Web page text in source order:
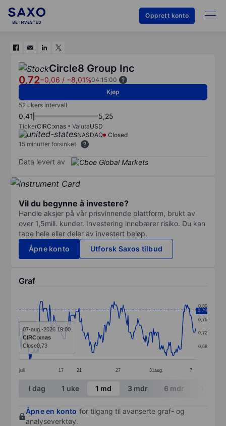
Opprett konto
Circle8 Group Inc
0,72−0,06 / −8,01%04:15:00
Kjøp
52 ukers intervall
0,41 5,25
TickerCIRC:xnas ValutaUSD
NASDAQ
Closed
15 minutter forsinket
Data levert av
Vil du begynne å investere?
Handle aksjer på vår prisvinnende plattform, brukt av
over 1,5mill. kunder. Investering innebærer risiko. Du kan
tape hele eller deler av investert beløp.
Åpne konto
Utforsk Saxos tilbud
Graf
Line chart with 218 data points.
The chart has 1 X axis displaying categories.
The chart has 1 Y axis displaying values. Data
juli 17 21 27 31 aug. 7
0,68
0,72
0,76
0,80
0,79
07-aug.-2026 19:00
CIRC:xnas
Close0,73
End of interactive chart.
I dag 1 uke 1 md 3 mdr 6 mdr
Åpne en konto for tilgang til avanserte graf- og
analyseverktøy.